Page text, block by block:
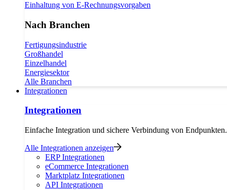
Einhaltung von E-Rechnungsvorgaben
Nach Branchen
Fertigungsindustrie
Großhandel
Einzelhandel
Energiesektor
Alle Branchen
Integrationen
Integrationen
Einfache Integration und sichere Verbindung von Endpunkten.
Alle Integrationen anzeigen
ERP Integrationen
eCommerce Integrationen
Marktplatz Integrationen
API Integrationen